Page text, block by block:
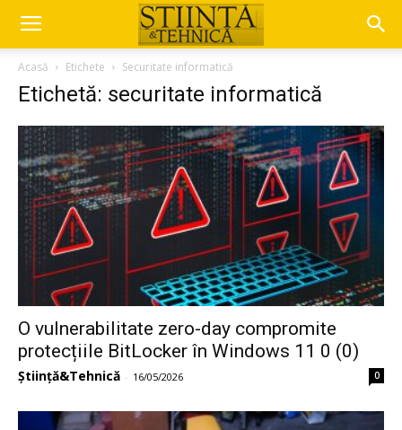
Acasă Etichete Securitate informatică
Etichetă: securitate informatică
O vulnerabilitate zero-day compromite
protecțiile BitLocker în Windows 11 0 (0)
Știință&Tehnică - 16/05/2026 0